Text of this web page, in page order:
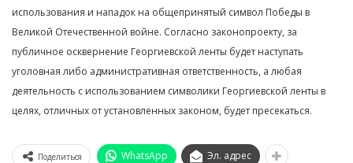
использования и нападок на общепринятый символ Победы в
Великой Отечественной войне. Согласно законопроекту, за
публичное осквернение Георгиевской ленты будет наступать
уголовная либо административная ответственность, а любая
деятельность с использованием символики Георгиевской ленты в
целях, отличных от установленных законом, будет пресекаться.
Поделиться WhatsApp Эл. адрес